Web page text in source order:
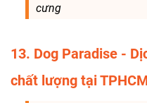
cưng
13. Dog Paradise -
chất lượng tại